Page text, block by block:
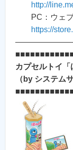
http://
PC：ウェブ
https://
カプセルトイ「
（by システム